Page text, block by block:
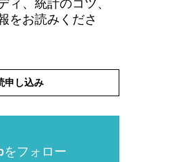
をお読みくださ
申し込み
をフォロー